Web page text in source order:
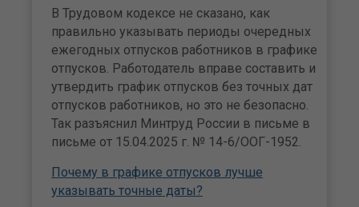
В Трудовом кодексе не сказано, как
правильно указывать периоды очередных
ежегодных отпусков работников в графике
отпусков. Работодатель вправе составить и
утвердить график отпусков без точных дат
отпусков работников, но это не безопасно.
Так разъяснил Минтруд России в письме в
письме от 15.04.2025 г. № 14-6/ООГ-1952.
Почему в графике отпусков лучше
указывать точные даты?